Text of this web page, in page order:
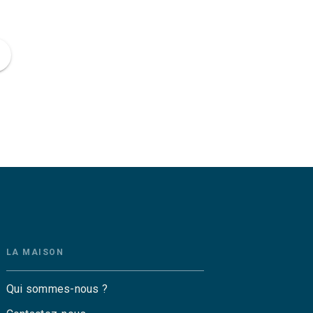
LA MAISON
Qui sommes-nous ?